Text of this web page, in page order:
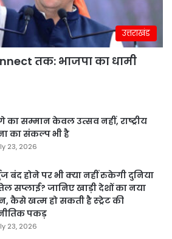
उत्तराखंड
तक: भाजपा का धामी
का सम्मान केवल उत्सव नहीं, राष्ट्रीय
का संकल्प भी है
23, 2026
बंद होने पर भी क्या नहीं रुकेगी दुनिया
सप्लाई? जानिए खाड़ी देशों का नया
कैसे खत्म हो सकती है स्ट्रेट की
पकड़
23, 2026